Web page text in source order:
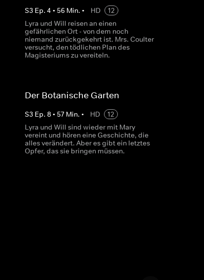
S3 Ep. 4 • 56Min. • HD
12
Lyra und Will reisen an einen
gefährlichen Ort - von dem noch
niemand zurückgekehrt ist. Mrs. Coulter
versucht, den tödlichen Plan des
Magisteriums zu vereiteln.
Der Botanische Garten
S3 Ep. 8• 57Min. • HD
12
Lyra und Will sind wieder mit Mary
vereint und hören eine Geschichte, die
alles verändert. Aber es gibt ein letztes
Opfer, das sie bringen müssen.